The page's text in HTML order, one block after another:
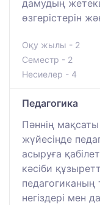
дамудың
өзгерістерін
Оқу жылы - 2
Семестр - 2
Несиелер - 4
Педагогика
Пәннің
жүйесінде
асыруға
кәсіби
педагогиканың
негіздері мен